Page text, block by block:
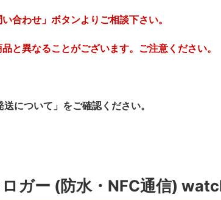
合わせ」ボタンよりご相談下さい。
と異なることがございます。ご注意ください。
について」をご確認ください。
ガー (防水・NFC通信)